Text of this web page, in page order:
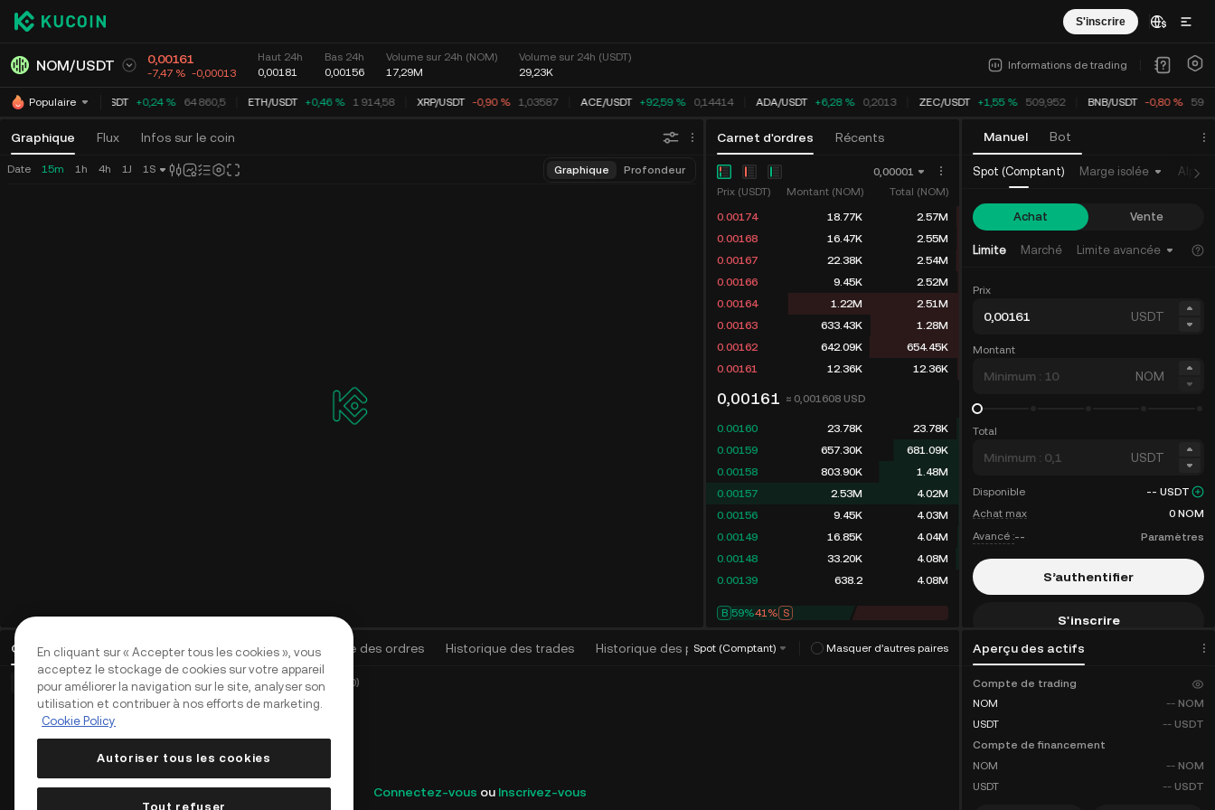
S'inscrire
NOM/USDT 0,00161
-7,47 % -0,00013
Haut 24h
0,00181
Bas 24h
0,00156
Volume sur 24h (NOM)
17,29M
Volume sur 24h (USDT)
29,23K
Informations de trading
Populaire BTC USDT +0,24 % 64 860,5 ETH/USDT +0,46 % 1 914,58 XRP/USDT -0,90 % 1,03587 ACE/USDT +92,59 % 0,14414 ADA/USDT +6,28 % 0,2013 ZEC/USDT +1,55 % 509,952 BNB/USDT -0,80 %
Graphique Flux Infos sur le coin Carnet d'ordres Récents
Ordres ouverts ( 0) Positions (0) Actifs Historique des ordres Historique des trades Historique des positions Algorithme de trading(0)
Spot (Comptant) Masquer d’autres paires
Manuel Bot
Aperçu des actifs
Date 15m 1h 4h 1J 1S Graphique Profondeur
0,00001
Prix (USDT)
Montant (NOM)
Total (NOM)
0.00174
18.77K
2.57M
0.00168
16.47K
2.55M
0.00167
22.38K
2.54M
0.00166
9.45K
2.52M
0.00164
1.22M
2.51M
0.00163
633.43K
1.28M
0.00162
642.09K
654.45K
0.00161
12.36K 12.36K
0,00161 ≈ 0,001608 USD
0.00160 23.78K
23.78K
0.00159
657.30K
681.09K
0.00158
803.90K
1.48M
0.00157
2.53M
4.02M
0.00156
9.45K
4.03M
0.00149
16.85K
4.04M
0.00148
33.20K
4.08M
0.00139
638.2 4.08M
B 59%41% S
Ordres de base (0) Ordres avancés (0) Ordres TWAP (0)
Connectez-vous ou Inscrivez-vous
Spot (Comptant) Marge isolée Alpha
Achat Vente
Limite Marché Limite avancée
Prix
USDT
Montant
NOM
Total
USDT
Disponible -- USDT
Achat max
0 NOM
Avancé :-- Paramètres
S’authentifier
S'inscrire
Compte de trading
NOM
-- NOM
USDT
-- USDT
Compte de financement
NOM
-- NOM
USDT
-- USDT
En cliquant sur « Accepter tous les cookies », vous
acceptez le stockage de cookies sur votre appareil
pour améliorer la navigation sur le site, analyser son
utilisation et contribuer à nos efforts de marketing.
Cookie Policy
Autoriser tous les cookies
Tout refuser